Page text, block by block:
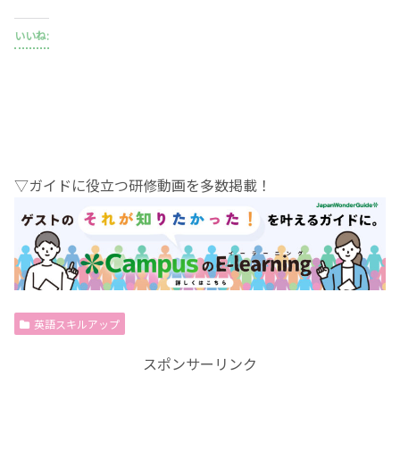
いいね:
▽ガイドに役立つ研修動画を多数掲載！
英語スキルアップ
スポンサーリンク